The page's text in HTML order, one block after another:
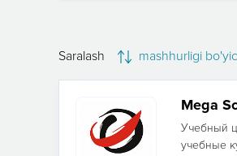
Saralash mashhurligi
Mega
Учебный
учебные